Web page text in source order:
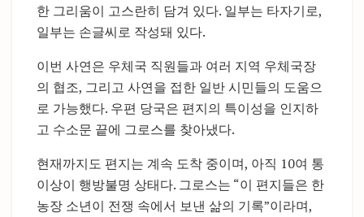
한 그리움이 고스란히 담겨 있다. 일부는 타자기로,
일부는 손글씨로 작성돼 있다.
이번 사연은 우체국 직원들과 여러 지역 우체국장
의 협조, 그리고 사연을 접한 일반 시민들의 도움으
로 가능했다. 우편 당국은 편지의 특이성을 인지하
고 수소문 끝에 그로스를 찾아냈다.
현재까지도 편지는 계속 도착 중이며, 아직 10여 통
이상이 행방불명 상태다. 그로스는 “이 편지들은 한
농장 소년이 전쟁 속에서 보낸 삶의 기록”이라며,